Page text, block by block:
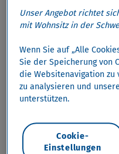
›
Kreditvermittler
Kreditvermittler
Unser Angebot richtet
mit Wohnsitz in der
Wenn Sie auf „Alle
Sie der Speicherung von
die Websitenavigation zu
zu analysieren und
unterstützen.
Cookie-
Einstellungen